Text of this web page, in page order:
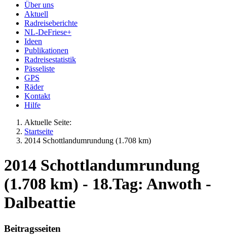
Über uns
Aktuell
Radreiseberichte
NL-DeFriese+
Ideen
Publikationen
Radreisestatistik
Pässeliste
GPS
Räder
Kontakt
Hilfe
Aktuelle Seite:
Startseite
2014 Schottlandumrundung (1.708 km)
2014 Schottlandumrundung
(1.708 km) - 18.Tag: Anwoth -
Dalbeattie
Beitragsseiten